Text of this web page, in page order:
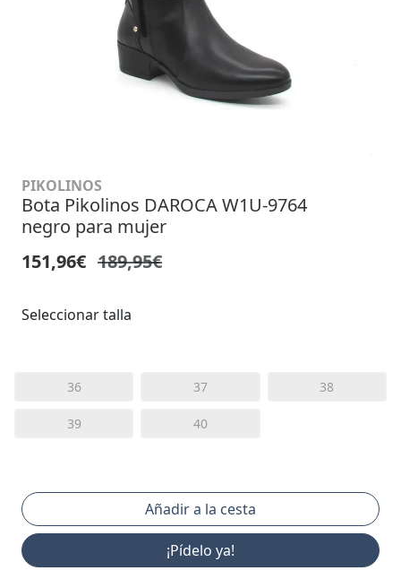
PIKOLINOS
Bota Pikolinos DAROCA W1U-9764
negro para mujer
151,96€ 189,95€
Seleccionar talla
36 37 38
39 40
¡Pídelo ya!